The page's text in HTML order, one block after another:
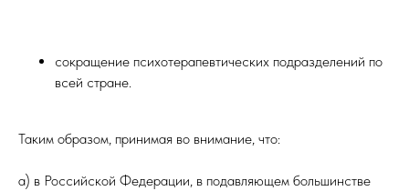
сокращение психотерапевтических подразделений по
всей стране.
Таким образом, принимая во внимание, что:
а) в Российской Федерации, в подавляющем большинстве